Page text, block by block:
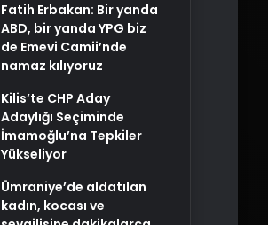
Fatih Erbakan: Bir yanda
ABD, bir yanda YPG biz
de Emevi Camii’nde
namaz kılıyoruz
Kilis’te CHP Aday
Adaylığı Seçiminde
İmamoğlu’na Tepkiler
Yükseliyor
Ümraniye’de aldatılan
kadın, kocası ve